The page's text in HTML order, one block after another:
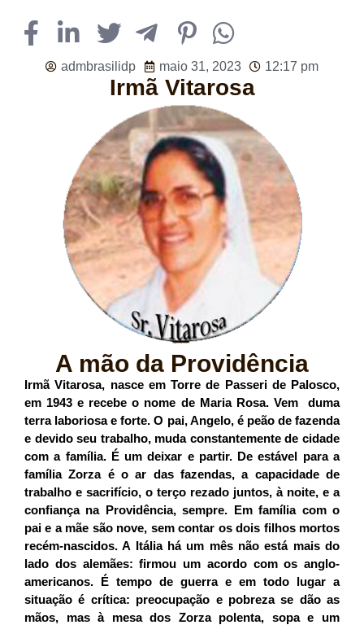
admbrasilidp maio 31, 2023 12:17 pm
Irmã Vitarosa
A mão da Providência
Irmã Vitarosa, nasce em Torre de Passeri de Palosco,
em 1943 e recebe o nome de Maria Rosa. Vem duma
terra laboriosa e forte. O pai, Angelo, é peão de fazenda
e devido seu trabalho, muda constantemente de cidade
com a família. É um deixar e partir. De estável para a
família Zorza é o ar das fazendas, a capacidade de
trabalho e sacrifício, o terço rezado juntos, à noite, e a
confiança na Providência, sempre. Em família com o
pai e a mãe são nove, sem contar os dois filhos mortos
recém-nascidos. A Itália há um mês não está mais do
lado dos alemães: firmou um acordo com os anglo-
americanos. É tempo de guerra e em todo lugar a
situação é crítica: preocupação e pobreza se dão as
mãos, mas à mesa dos Zorza polenta, sopa e um